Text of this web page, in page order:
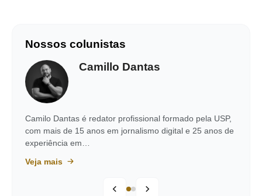
Nossos colunistas
Camillo Dantas
Camilo Dantas é redator profissional formado pela USP,
com mais de 15 anos em jornalismo digital e 25 anos de
experiência em…
Veja mais